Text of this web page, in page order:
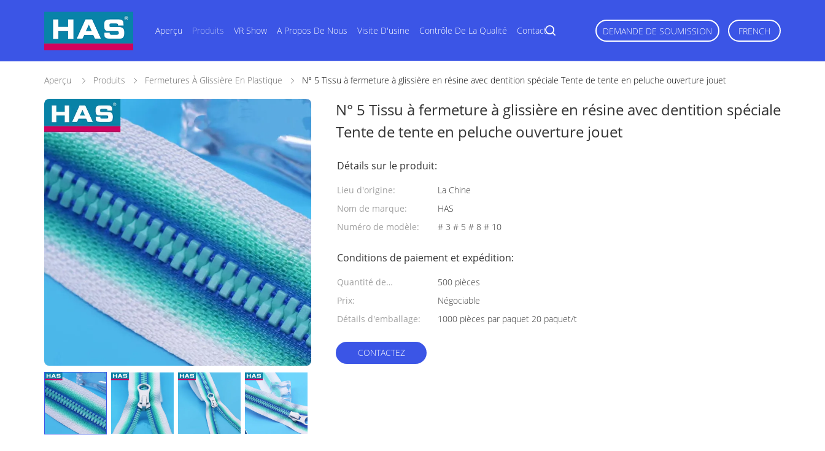
Aperçu Produits VR Show A Propos De Nous Visite D'usine Contrôle De La Qualité Contact DEMANDE DE SOUMISSION FRENCH
Aperçu Produits Fermetures À Glissière En Plastique N° 5 Tissu à fermeture à glissière en résine avec dentition spéciale Tente de tente en peluche ouverture jouet
N° 5 Tissu à fermeture à glissière en résine avec dentition spéciale
Tente de tente en peluche ouverture jouet
Détails sur le produit:
Lieu d'origine:
La Chine
Nom de marque:
HAS
Numéro de modèle:
# 3 # 5 # 8 # 10
Conditions de paiement et expédition:
Quantité de
commande min:
500 pièces
Prix:
Négociable
Détails d'emballage:
1000 pièces par paquet 20 paquet/t
CONTACTEZ